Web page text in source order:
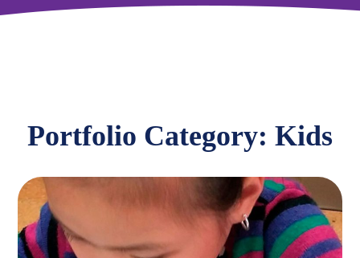
Portfolio Category: Kids